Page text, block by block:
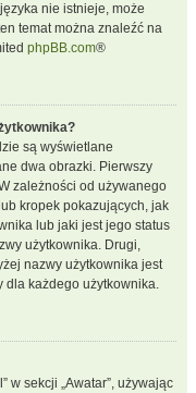
nie istnieje, może
temat można znaleźć na
phpBB.com®
są wyświetlane
dwa obrazki. Pierwszy
zależności od używanego
kropek pokazujących, jak
lub jaki jest jego status
użytkownika. Drugi,
nazwy użytkownika jest
dla każdego użytkownika.
w sekcji „Awatar”, używając